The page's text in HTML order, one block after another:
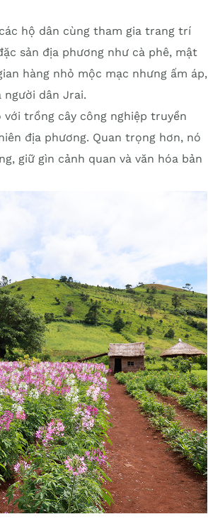
hộ dân cùng tham gia trang trí
sản địa phương như cà phê, mật
hàng nhỏ mộc mạc nhưng ấm áp,
dân Jrai.
trồng cây công nghiệp truyền
địa phương. Quan trọng hơn, nó
giữ gìn cảnh quan và văn hóa bản